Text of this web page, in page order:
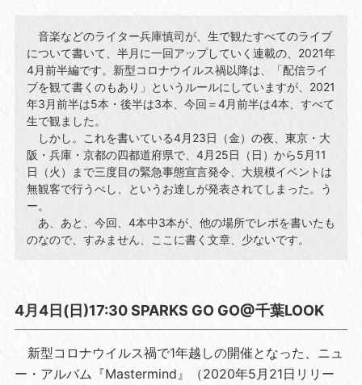
音楽などのライター兵庫慎司が、生で観たすべてのライブ
について書いて、半月に一回アップしていく連載の、2021年
4月前半編です。新型コロナウイルス禍以降は、「配信ライ
ブを観て書くのもあり」というルールにしていますが、2021
年3月前半は5本・後半は3本、今回＝4月前半は4本、すべて
生で観ました。
しかし。これを書いている4月23日（金）の夜、東京・大
阪・兵庫・京都の四都道府県で、4月25日（日）から5月11
日（火）まで三度目の緊急事態宣言発令、大規模イベントは
無観客で行うべし、というお達しが発表されてしまった。う
ー。
あ、あと、今回、4本中3本が、他の場所でレポを書いたも
のなので、すみません、ここに書く文章、少ないです。
4月4日(日)17:30 SPARKS GO GO@千葉LOOK
新型コロナウイルス禍で1年越しの開催となった、ニュ
ー・アルバム『Mastermind』（2020年5月21日リリー